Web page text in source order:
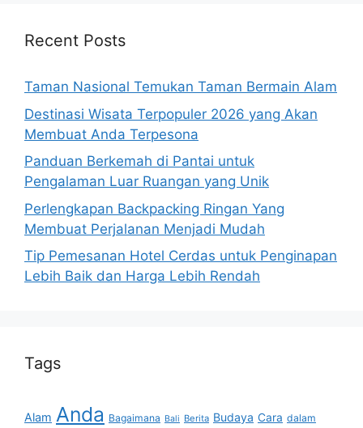
Recent Posts
Taman Nasional Temukan Taman Bermain Alam
Destinasi Wisata Terpopuler 2026 yang Akan
Membuat Anda Terpesona
Panduan Berkemah di Pantai untuk
Pengalaman Luar Ruangan yang Unik
Perlengkapan Backpacking Ringan Yang
Membuat Perjalanan Menjadi Mudah
Tip Pemesanan Hotel Cerdas untuk Penginapan
Lebih Baik dan Harga Lebih Rendah
Tags
Alam Anda Bagaimana Bali Berita Budaya Cara dalam